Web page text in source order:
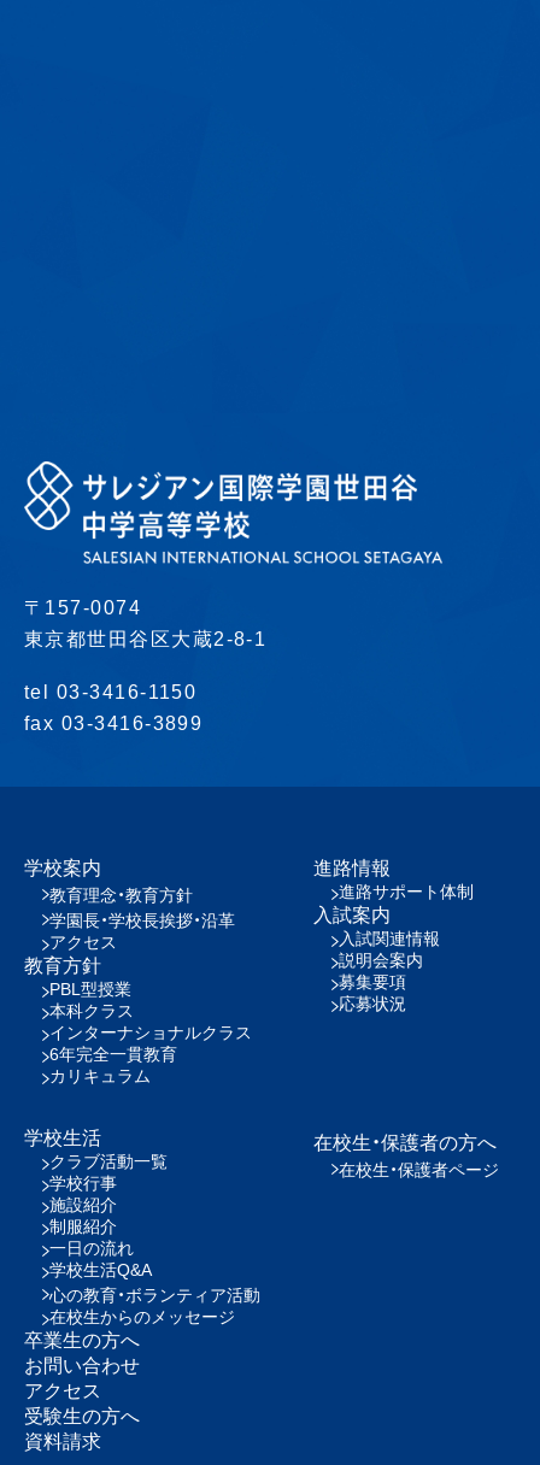
〒157-0074
東京都世田谷区大蔵2-8-1
tel 03-3416-1150
fax 03-3416-3899
学校案内
教育理念・教育方針
学園長・学校長挨拶・沿革
アクセス
教育方針
PBL型授業
本科クラス
インターナショナルクラス
6年完全一貫教育
カリキュラム
学校生活
クラブ活動一覧
学校行事
施設紹介
制服紹介
一日の流れ
学校生活Q&A
心の教育・ボランティア活動
在校生からのメッセージ
進路情報
進路サポート体制
入試案内
入試関連情報
説明会案内
募集要項
応募状況
在校生・保護者の方へ
在校生・保護者ページ
卒業生の方へ
お問い合わせ
アクセス
受験生の方へ
資料請求